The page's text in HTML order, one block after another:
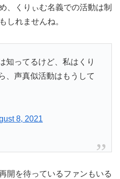
、くりぃむ名義での活動は制
しれませんね。
知ってるけど、私はくり
、声真似活動はもうして
8, 2021
開を待っているファンもいる